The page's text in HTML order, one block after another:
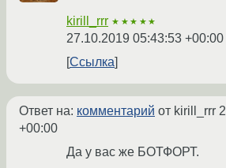
kirill_rrr ★★★★★
27.10.2019 05:43:53 +00:00
Ссылка
Ответ на: комментарий от kirill_rrr
+00:00
Да у вас же БОТФОРТ.